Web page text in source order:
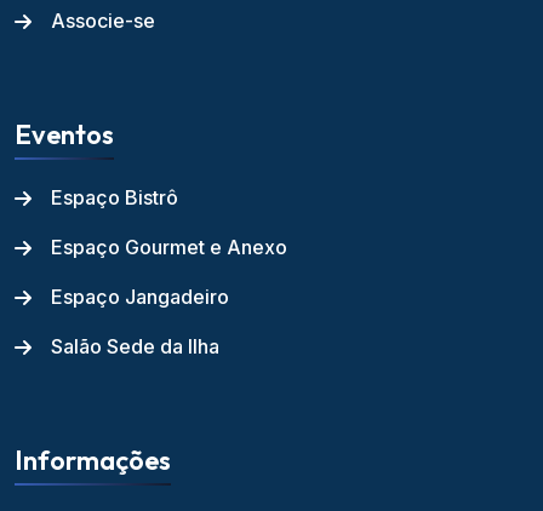
Associe-se
Eventos
Espaço Bistrô
Espaço Gourmet e Anexo
Espaço Jangadeiro
Salão Sede da Ilha
Informações